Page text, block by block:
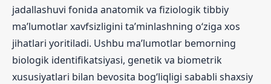
jadallashuvi fonida anatomik va fiziologik tibbiy
ma’lumotlar xavfsizligini ta’minlashning o‘ziga xos
jihatlari yoritiladi. Ushbu ma’lumotlar bemorning
biologik identifikatsiyasi, genetik va biometrik
xususiyatlari bilan bevosita bog‘liqligi sababli shaxsiy